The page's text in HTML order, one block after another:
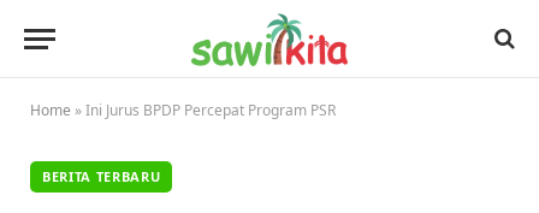
Home »Ini Jurus BPDP Percepat Program PSR
BERITA TERBARU